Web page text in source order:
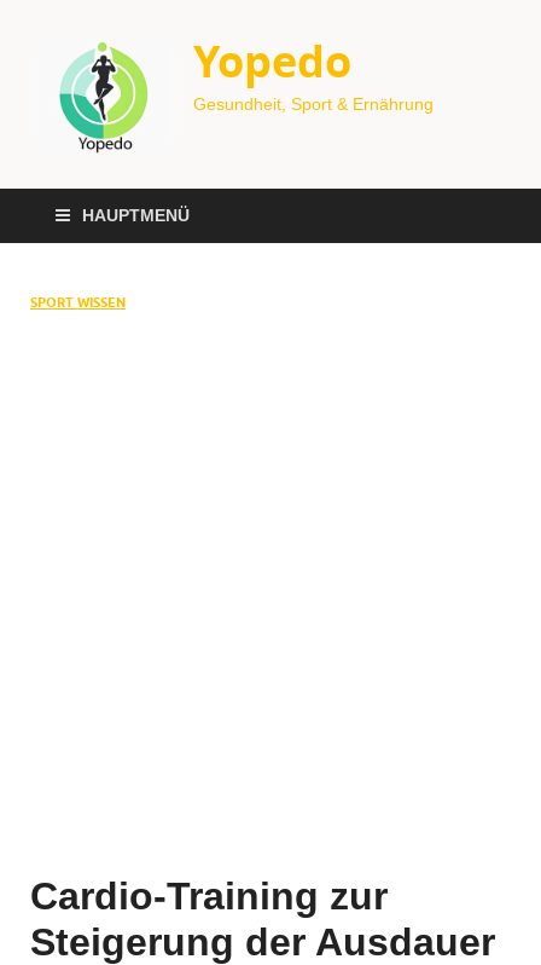
Yopedo
Gesundheit, Sport & Ernährung
HAUPTMENÜ
SPORT WISSEN
Cardio-Training zur
Steigerung der Ausdauer